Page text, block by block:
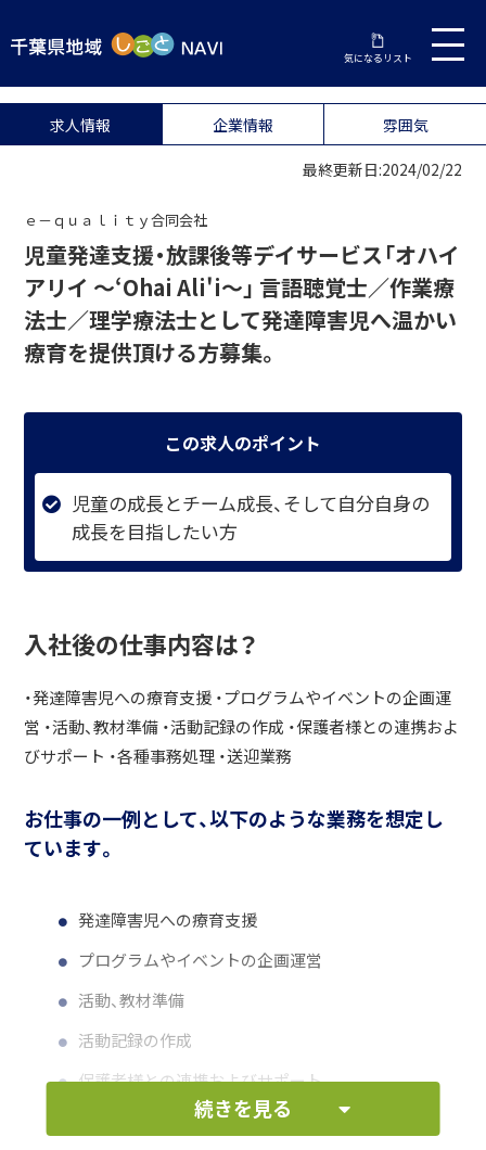
気になるリスト
求人情報 企業情報 雰囲気
最終更新日:2024/02/22
ｅ－ｑｕａｌｉｔｙ合同会社
児童発達支援・放課後等デイサービス「オハイ
アリイ ～‘Ohai Ali'i～」 言語聴覚士／作業療
法士／理学療法士として発達障害児へ温かい
療育を提供頂ける方募集。
この求人のポイント
児童の成長とチーム成長、そして自分自身の
成長を目指したい方
入社後の仕事内容は？
・発達障害児への療育支援 ・プログラムやイベントの企画運
営 ・活動、教材準備 ・活動記録の作成 ・保護者様との連携およ
びサポート ・各種事務処理 ・送迎業務
お仕事の一例として、以下のような業務を想定し
ています。
発達障害児への療育支援
プログラムやイベントの企画運営
活動、教材準備
活動記録の作成
保護者様との連携およびサポート
続きを見る